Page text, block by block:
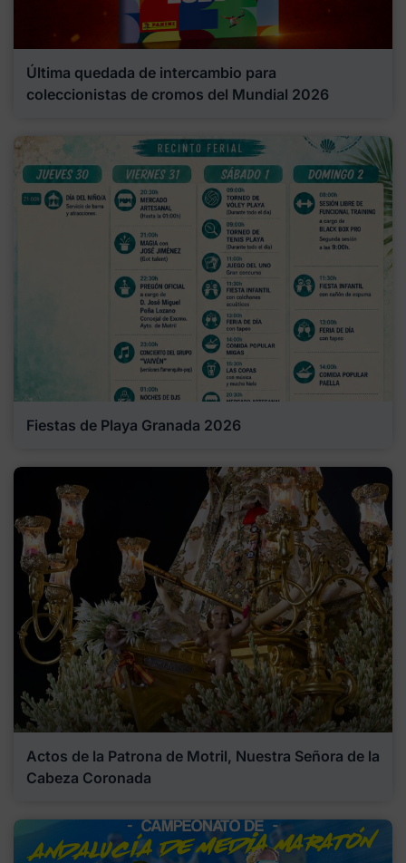
Última quedada de intercambio para
coleccionistas de cromos del Mundial 2026
Fiestas de Playa Granada 2026
Actos de la Patrona de Motril, Nuestra Señora de la
Cabeza Coronada